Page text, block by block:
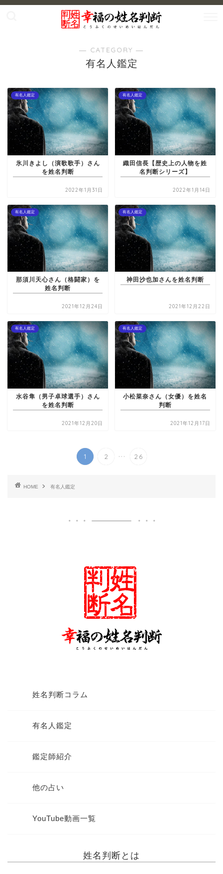
― CATEGORY ―
有名人鑑定
有名人鑑定
氷川きよし（演歌歌手）さん
を姓名判断
2022年1月31日
有名人鑑定
織田信長【歴史上の人物を姓
名判断シリーズ】
2022年1月14日
有名人鑑定
那須川天心さん（格闘家）を
姓名判断
2021年12月24日
有名人鑑定
神田沙也加さんを姓名判断
2021年12月22日
有名人鑑定
水谷隼（男子卓球選手）さん
を姓名判断
2021年12月20日
有名人鑑定
小松菜奈さん（女優）を姓名
判断
2021年12月17日
1 2 ... 26
HOME 有名人鑑定
姓名判断コラム
有名人鑑定
鑑定師紹介
他の占い
YouTube動画一覧
姓名判断とは